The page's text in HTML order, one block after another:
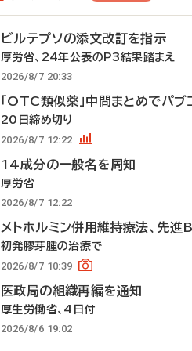
ビルテプソの添文改訂を指示
厚労省、24年公表のP3結果踏まえ
2026/8/7 20:33
「OTC類似薬」中間まとめでパブ
20日締め切り
2026/8/7 12:22
14成分の一般名を周知
厚労省
2026/8/7 12:22
メトホルミン併用維持療法、先進
初発膠芽腫の治療で
2026/8/7 10:39
医政局の組織再編を通知
厚生労働省、4日付
2026/8/6 19:02